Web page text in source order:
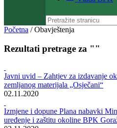
Pros. plan BPK
Kontakt
Vlada BPK
Obavještenja
Rezultati pretrage za ""